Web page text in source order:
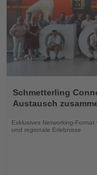
Sie
die
Schmetterling
Austausch
Exklusives Networking-
und regionale Erlebnisse